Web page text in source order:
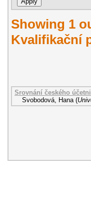
Showing 1
Kvalifikační
Srovnání českého
Svobodová, Hana (